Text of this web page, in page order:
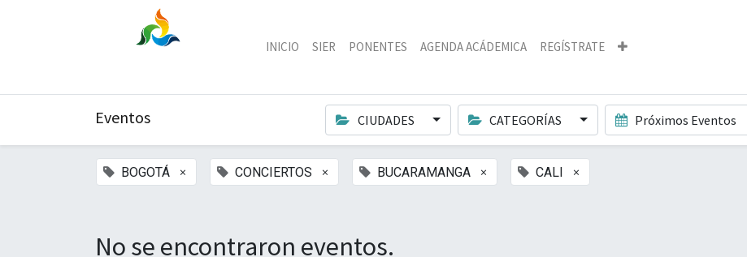
INICIO SIER PONENTES AGENDA ACÁDEMICA REGÍSTRATE
Eventos CIUDADES CATEGORÍAS Próximos Eventos
BOGOTÁ × CONCIERTOS × BUCARAMANGA × CALI ×
No se encontraron eventos.